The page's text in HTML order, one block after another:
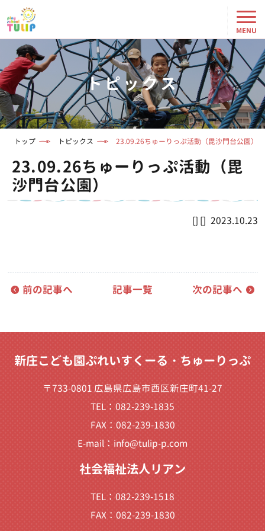
トピックス
トップ トピックス 23.09.26ちゅーりっぷ活動（毘沙門台公園）
23.09.26ちゅーりっぷ活動（毘
沙門台公園）
2023.10.23
前の記事へ 記事一覧 次の記事へ
新庄こども園ぷれいすくーる・ちゅーりっぷ
〒733-0801 広島県広島市西区新庄町41-27
TEL：082-239-1835
FAX：082-239-1830
E-mail： info@tulip-p.com
社会福祉法人リアン
TEL：082-239-1518
FAX：082-239-1830